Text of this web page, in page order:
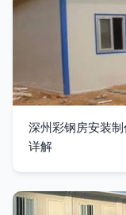
深州彩钢房安装
详解